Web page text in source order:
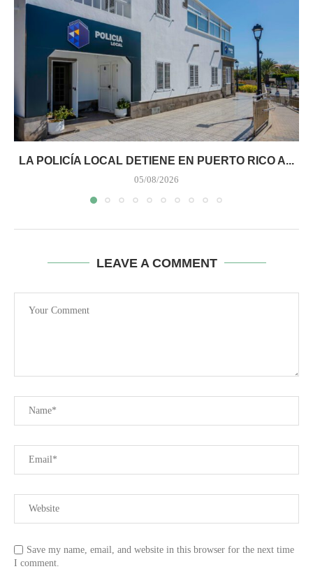
LA POLICÍA LOCAL DETIENE EN PUERTO RICO A...
05/08/2026
LEAVE A COMMENT
Save my name, email, and website in this browser for the next time
I comment.